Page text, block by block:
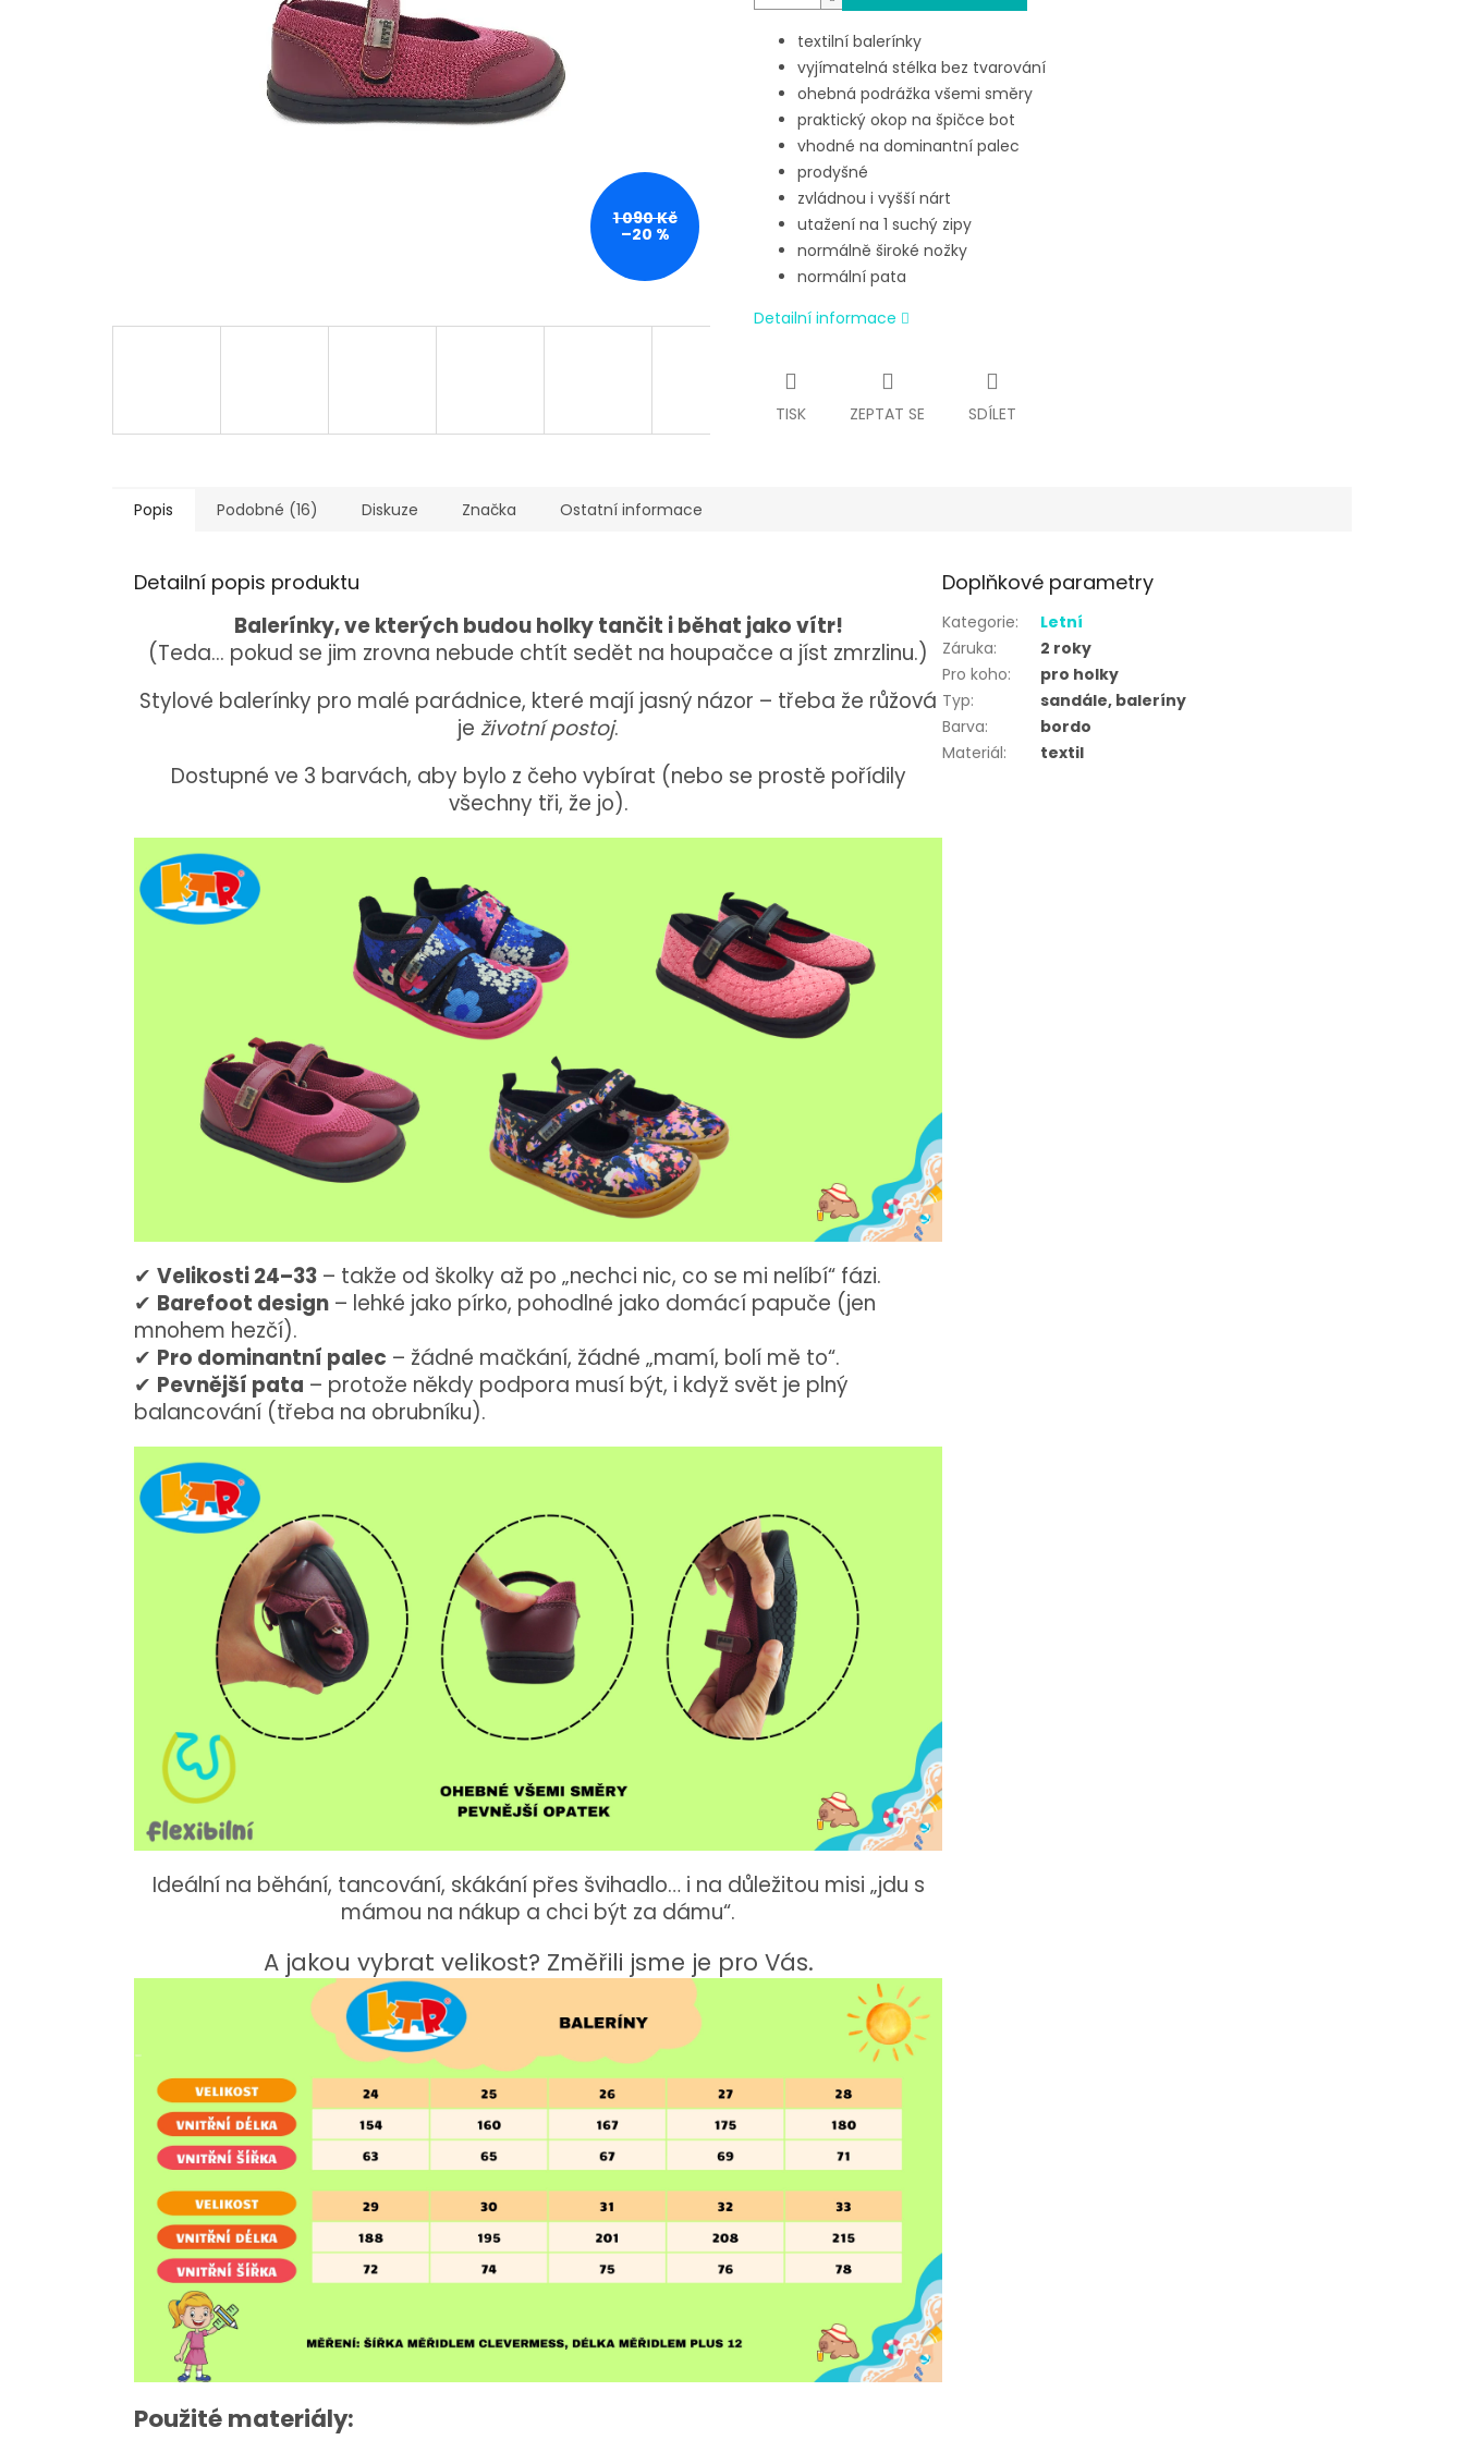
1 090 Kč
–20 %
textilní balerínky
vyjímatelná stélka bez tvarování
ohebná podrážka všemi směry
praktický okop na špičce bot
vhodné na dominantní palec
prodyšné
zvládnou i vyšší nárt
utažení na 1 suchý zipy
normálně široké nožky
normální pata
Detailní informace
TISK ZEPTAT SE SDÍLET
Popis Podobné (16) Diskuze Značka Ostatní informace
Detailní popis produktu
Balerínky,vekterýchbudouholkytančit iběhat jakovítr!
(Teda... pokud se jim zrovna nebude chtít sedět na houpačce a jíst zmrzlinu.)
Stylové balerínky pro malé parádnice, které mají jasný názor – třeba že růžová
je životnípostoj.
Dostupné ve 3 barvách, aby bylo z čeho vybírat (nebo se prostě pořídily
všechny tři, že jo).
✔ Velikosti24–33 – takže od školky až po „nechci nic, co se mi nelíbí“ fázi.
✔ Barefoot design – lehké jako pírko, pohodlné jako domácí papuče (jen
mnohem hezčí).
✔ Pro dominantní palec – žádné mačkání, žádné „mamí, bolí mě to“.
✔ Pevnější pata – protože někdy podpora musí být, i když svět je plný
balancování (třeba na obrubníku).
Ideální na běhání, tancování, skákání přes švihadlo… i na důležitou misi „jdu s
mámou na nákup a chci být za dámu“.
A jakou vybrat velikost? Změřili jsme je pro Vás.
Použité materiály:
Doplňkové parametry
Kategorie:
Letní
Záruka:
2 roky
Pro koho:
pro holky
Typ:
sandále, baleríny
Barva:
bordo
Materiál: textil